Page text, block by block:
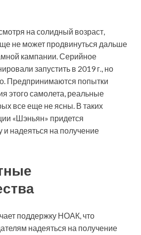
на солидный возраст,
не может продвинуться дальше
кампании. Серийное
запустить в 2019 г., но
Предпринимаются попытки
этого самолета, реальные
все еще не ясны. В таких
«Шэньян» придется
и надеяться на получение
поддержку НОАК, что
надеяться на получение